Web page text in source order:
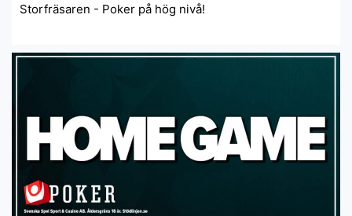
Storfräsaren - Poker på hög nivå!